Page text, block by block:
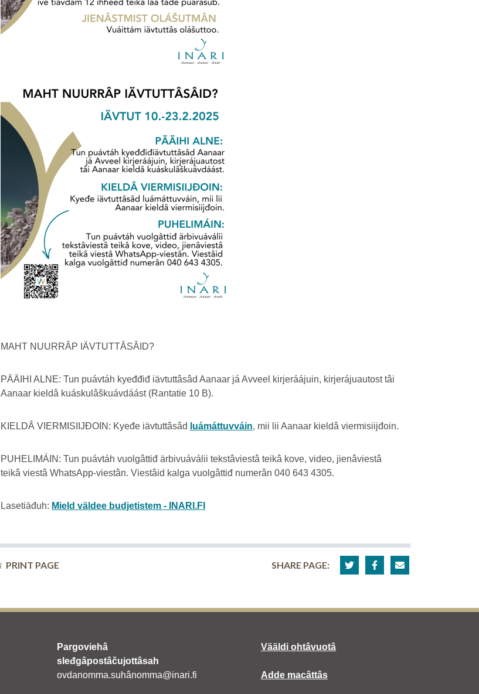
MAHT NUURRÂP IÄVTUTTÂSÂID?
PÄÄIHI ALNE: Tun puávtáh kyeđđiđ iävtuttâsâd Aanaar já Avveel kirjeráájuin, kirjerájuautost tâi
Aanaar kieldâ kuáskulâškuávdáást (Rantatie 10 B).
KIELDÂ VIERMISIIJĐOIN: Kyeđe iävtuttâsâd luámáttuvváin, mii lii Aanaar kieldâ viermisiijđoin.
PUHELIMÁIN: Tun puávtáh vuolgâttiđ ärbivuáválii tekstâviestâ teikâ kove, video, jienâviestâ
teikâ viestâ WhatsApp-viestân. Viestâid kalga vuolgâttiđ numerân 040 643 4305.
Lasetiäđuh: Mield väldee budjetistem - INARI.FI
PRINT PAGE SHARE PAGE:
Pargoviehâ
sleđgâpostâčujottâsah
ovdanomma.suhânomma@inari.fi
Vääldi ohtâvuotâ
Adde macâttâs